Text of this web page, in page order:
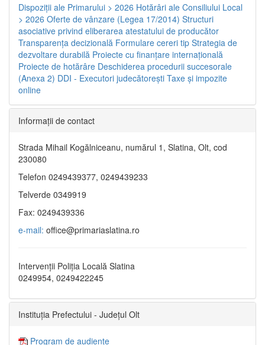
Dispoziţii ale Primarului > 2026 Hotărâri ale Consiliului Local
> 2026 Oferte de vânzare (Legea 17/2014) Structuri
asociative privind eliberarea atestatului de producător
Transparenţa decizională Formulare cereri tip Strategia de
dezvoltare durabilă Proiecte cu finanţare internaţională
Proiecte de hotărâre Deschiderea procedurii succesorale
(Anexa 2) DDI - Executori judecătorești Taxe şi impozite
online
Informaţii de contact
Strada Mihail Kogălniceanu, numărul 1, Slatina, Olt, cod
230080
Telefon 0249439377, 0249439233
Telverde 0349919
Fax: 0249439336
e-mail: office@primariaslatina.ro
Intervenții Poliția Locală Slatina
0249954, 0249422245
Instituția Prefectului - Județul Olt
Program de audiențe